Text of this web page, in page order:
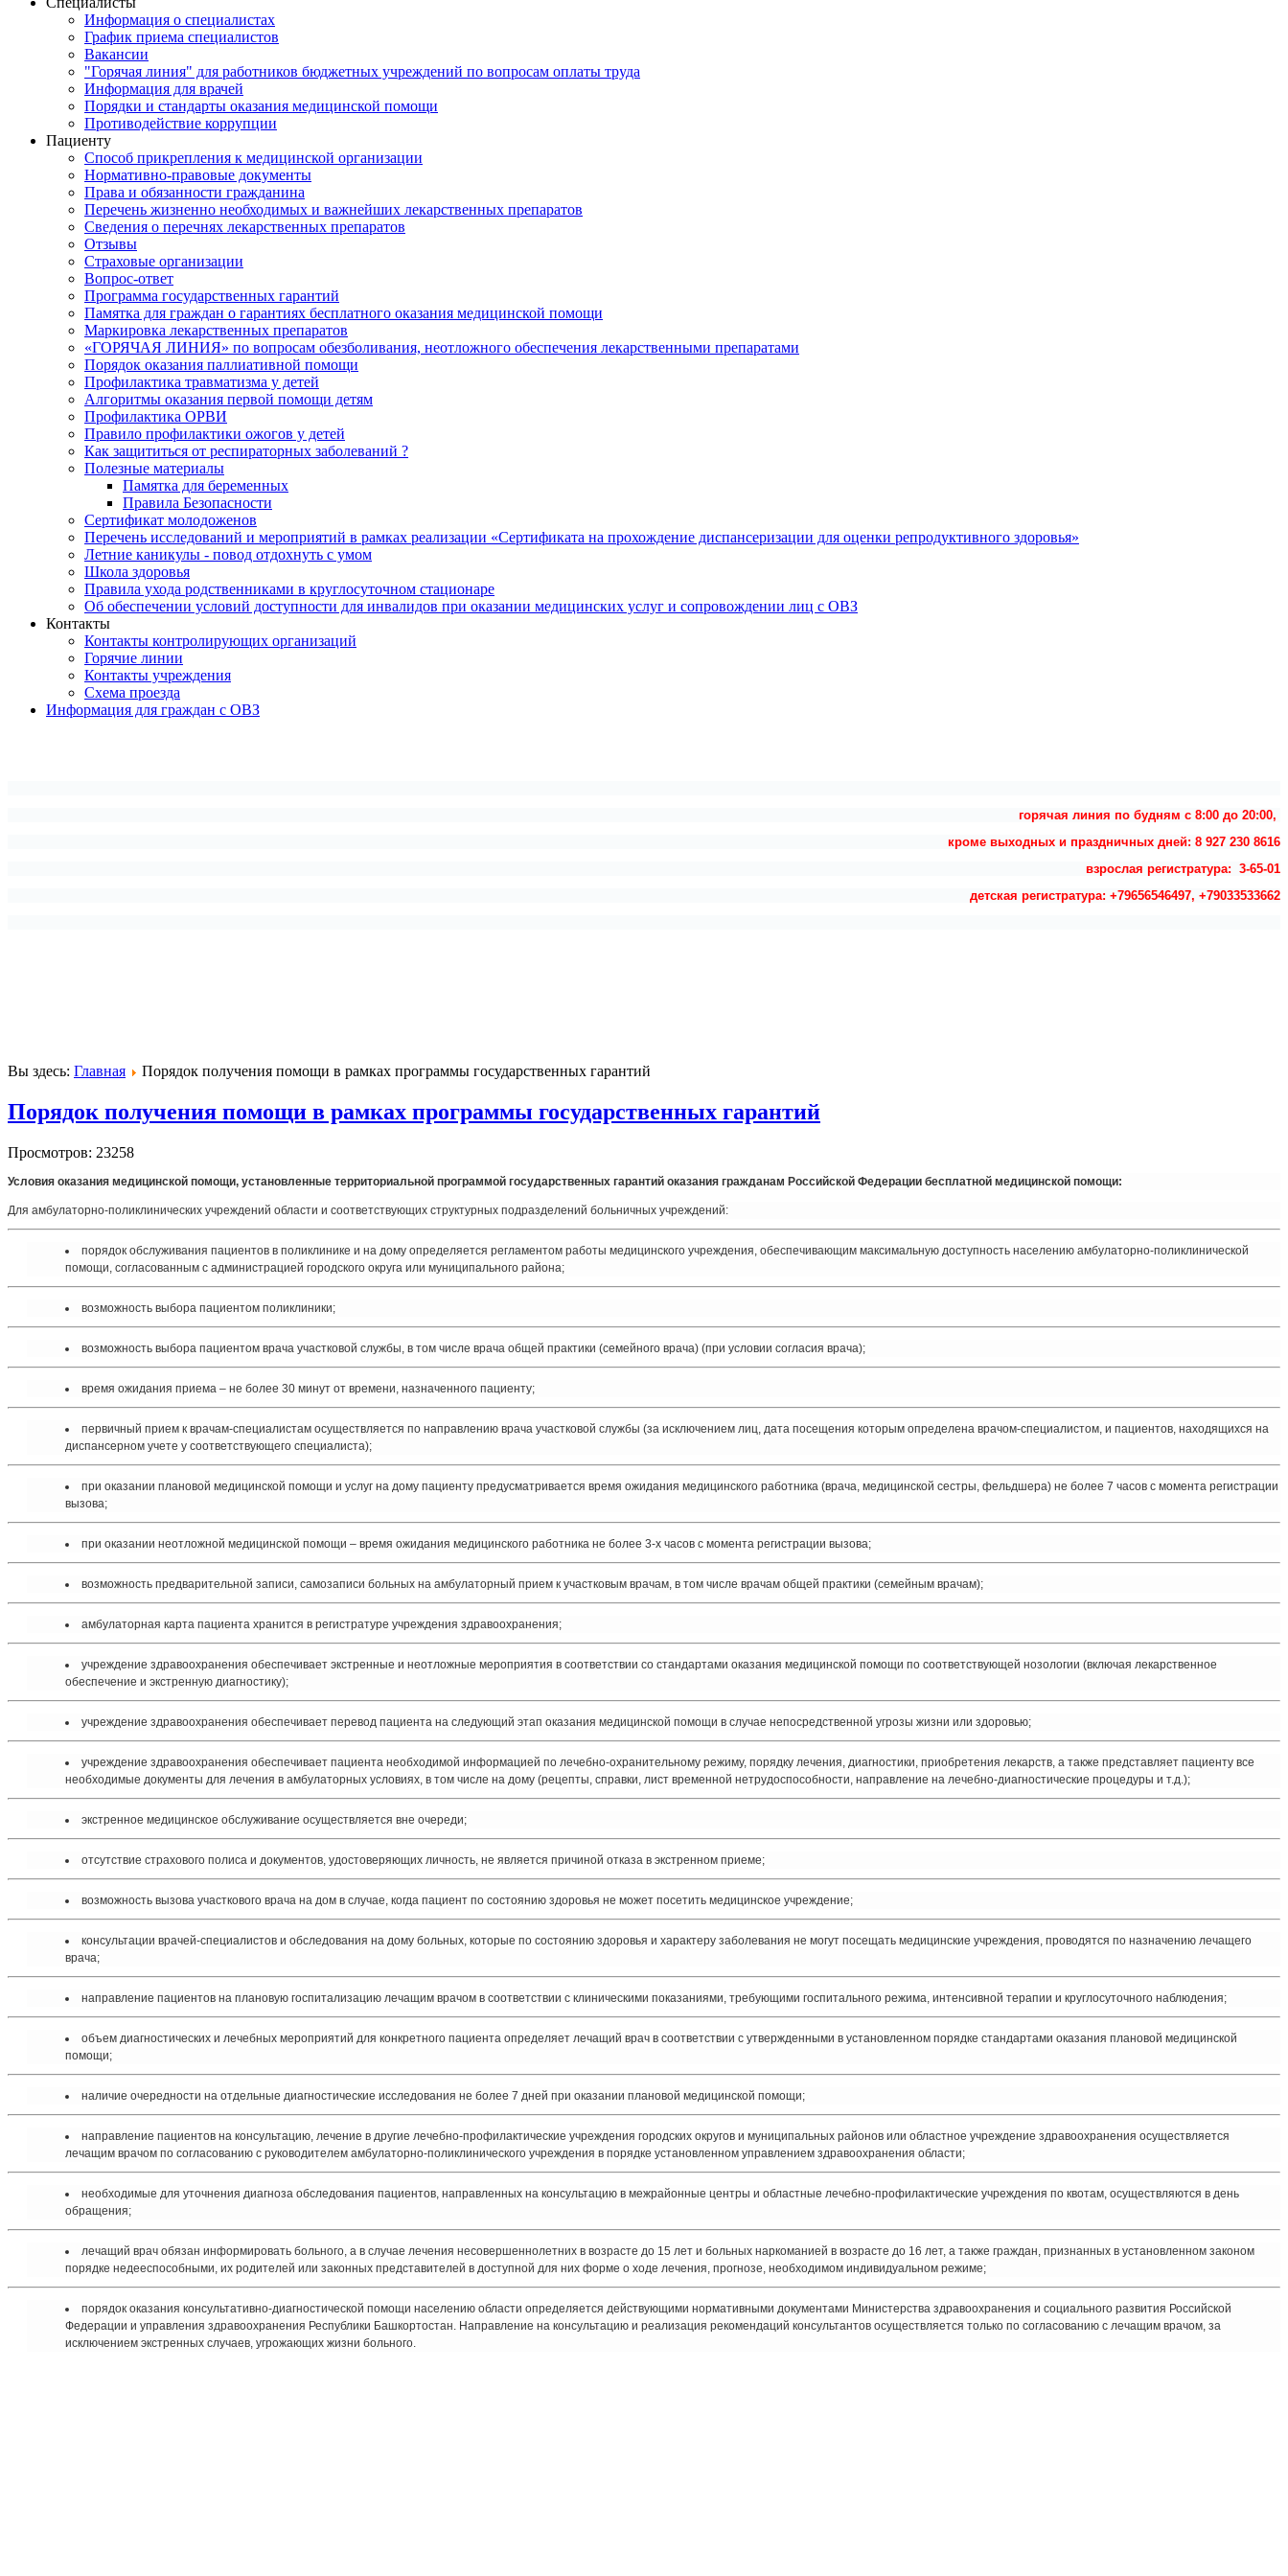
Информация о специалистах
График приема специалистов
Вакансии
"Горячая линия" для работников бюджетных учреждений по вопросам оплаты труда
Информация для врачей
Порядки и стандарты оказания медицинской помощи
Противодействие коррупции
Пациенту
Способ прикрепления к медицинской организации
Нормативно-правовые документы
Права и обязанности гражданина
Перечень жизненно необходимых и важнейших лекарственных препаратов
Сведения о перечнях лекарственных препаратов
Отзывы
Страховые организации
Вопрос-ответ
Программа государственных гарантий
Памятка для граждан о гарантиях бесплатного оказания медицинской помощи
Маркировка лекарственных препаратов
«ГОРЯЧАЯ ЛИНИЯ» по вопросам обезболивания, неотложного обеспечения лекарственными препаратами
Порядок оказания паллиативной помощи
Профилактика травматизма у детей
Алгоритмы оказания первой помощи детям
Профилактика ОРВИ
Правило профилактики ожогов у детей
Как защититься от респираторных заболеваний ?
Полезные материалы
Памятка для беременных
Правила Безопасности
Сертификат молодоженов
Перечень исследований и мероприятий в рамках реализации «Сертификата на прохождение диспансеризации для оценки репродуктивного здоровья»
Летние каникулы - повод отдохнуть с умом
Школа здоровья
Правила ухода родственниками в круглосуточном стационаре
Об обеспечении условий доступности для инвалидов при оказании медицинских услуг и сопровождении лиц с ОВЗ
Контакты
Контакты контролирующих организаций
Горячие линии
Контакты учреждения
Схема проезда
Информация для граждан с ОВЗ
горячая линия по будням с 8:00 до 20:00,
кроме выходных и праздничных дней: 8 927 230 8616
взрослая регистратура: 3-65-01
детская регистратура: +79656546497, +79033533662
Вы здесь: Главная Порядок получения помощи в рамках программы государственных гарантий
Порядок получения помощи в рамках программы государственных гарантий
Просмотров: 23258
Условия оказания медицинской помощи, установленные территориальной программой государственных гарантий оказания гражданам Российской Федерации бесплатной медицинской помощи:
Для амбулаторно-поликлинических учреждений области и соответствующих структурных подразделений больничных учреждений:
порядок обслуживания пациентов в поликлинике и на дому определяется регламентом работы медицинского учреждения, обеспечивающим максимальную доступность населению амбулаторно-поликлинической
помощи, согласованным с администрацией городского округа или муниципального района;
возможность выбора пациентом поликлиники;
возможность выбора пациентом врача участковой службы, в том числе врача общей практики (семейного врача) (при условии согласия врача);
время ожидания приема – не более 30 минут от времени, назначенного пациенту;
первичный прием к врачам-специалистам осуществляется по направлению врача участковой службы (за исключением лиц, дата посещения которым определена врачом-специалистом, и пациентов, находящихся на
диспансерном учете у соответствующего специалиста);
при оказании плановой медицинской помощи и услуг на дому пациенту предусматривается время ожидания медицинского работника (врача, медицинской сестры, фельдшера) не более 7 часов с момента регистрации
вызова;
при оказании неотложной медицинской помощи – время ожидания медицинского работника не более 3-х часов с момента регистрации вызова;
возможность предварительной записи, самозаписи больных на амбулаторный прием к участковым врачам, в том числе врачам общей практики (семейным врачам);
амбулаторная карта пациента хранится в регистратуре учреждения здравоохранения;
учреждение здравоохранения обеспечивает экстренные и неотложные мероприятия в соответствии со стандартами оказания медицинской помощи по соответствующей нозологии (включая лекарственное
обеспечение и экстренную диагностику);
учреждение здравоохранения обеспечивает перевод пациента на следующий этап оказания медицинской помощи в случае непосредственной угрозы жизни или здоровью;
учреждение здравоохранения обеспечивает пациента необходимой информацией по лечебно-охранительному режиму, порядку лечения, диагностики, приобретения лекарств, а также представляет пациенту все
необходимые документы для лечения в амбулаторных условиях, в том числе на дому (рецепты, справки, лист временной нетрудоспособности, направление на лечебно-диагностические процедуры и т.д.);
экстренное медицинское обслуживание осуществляется вне очереди;
отсутствие страхового полиса и документов, удостоверяющих личность, не является причиной отказа в экстренном приеме;
возможность вызова участкового врача на дом в случае, когда пациент по состоянию здоровья не может посетить медицинское учреждение;
консультации врачей-специалистов и обследования на дому больных, которые по состоянию здоровья и характеру заболевания не могут посещать медицинские учреждения, проводятся по назначению лечащего
врача;
направление пациентов на плановую госпитализацию лечащим врачом в соответствии с клиническими показаниями, требующими госпитального режима, интенсивной терапии и круглосуточного наблюдения;
объем диагностических и лечебных мероприятий для конкретного пациента определяет лечащий врач в соответствии с утвержденными в установленном порядке стандартами оказания плановой медицинской
помощи;
наличие очередности на отдельные диагностические исследования не более 7 дней при оказании плановой медицинской помощи;
направление пациентов на консультацию, лечение в другие лечебно-профилактические учреждения городских округов и муниципальных районов или областное учреждение здравоохранения осуществляется
лечащим врачом по согласованию с руководителем амбулаторно-поликлинического учреждения в порядке установленном управлением здравоохранения области;
необходимые для уточнения диагноза обследования пациентов, направленных на консультацию в межрайонные центры и областные лечебно-профилактические учреждения по квотам, осуществляются в день
обращения;
лечащий врач обязан информировать больного, а в случае лечения несовершеннолетних в возрасте до 15 лет и больных наркоманией в возрасте до 16 лет, а также граждан, признанных в установленном законом
порядке недееспособными, их родителей или законных представителей в доступной для них форме о ходе лечения, прогнозе, необходимом индивидуальном режиме;
порядок оказания консультативно-диагностической помощи населению области определяется действующими нормативными документами Министерства здравоохранения и социального развития Российской
Федерации и управления здравоохранения Республики Башкортостан. Направление на консультацию и реализация рекомендаций консультантов осуществляется только по согласованию с лечащим врачом, за
исключением экстренных случаев, угрожающих жизни больного.